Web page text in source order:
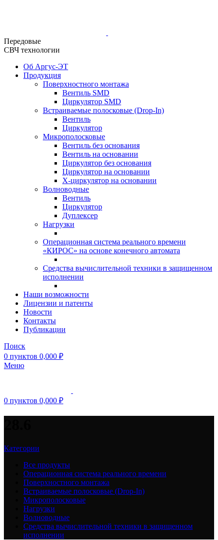
Передовые
СВЧ технологии
Об Аргус-ЭТ
Продукция
Поверхностного монтажа
Вентиль SMD
Циркулятор SMD
Встраиваемые полосковые (Drop-In)
Вентиль
Циркулятор
Микрополосковые
Вентиль без основания
Вентиль на основании
Циркулятор без основания
Циркулятор на основании
Х-циркулятор на основании
Волноводные
Вентиль
Циркулятор
Дуплексер
Нагрузки
Операционная система реального времени
«КИРОС» на основе конечного автомата
Средства вычислительной техники в защищенном
исполнении
Наши возможности
Лицензии и патенты
Новости
Контакты
Публикации
Поиск
0 пунктов 0,000 ₽
Меню
0 пунктов 0,000 ₽
Категории
Все продукты
Операционная система реального времени
Поверхностного монтажа
Встраиваемые полосковые (Drop-In)
Микрополосковые
Нагрузки
Волноводные
Средства вычислительной техники в защищенном
исполнении